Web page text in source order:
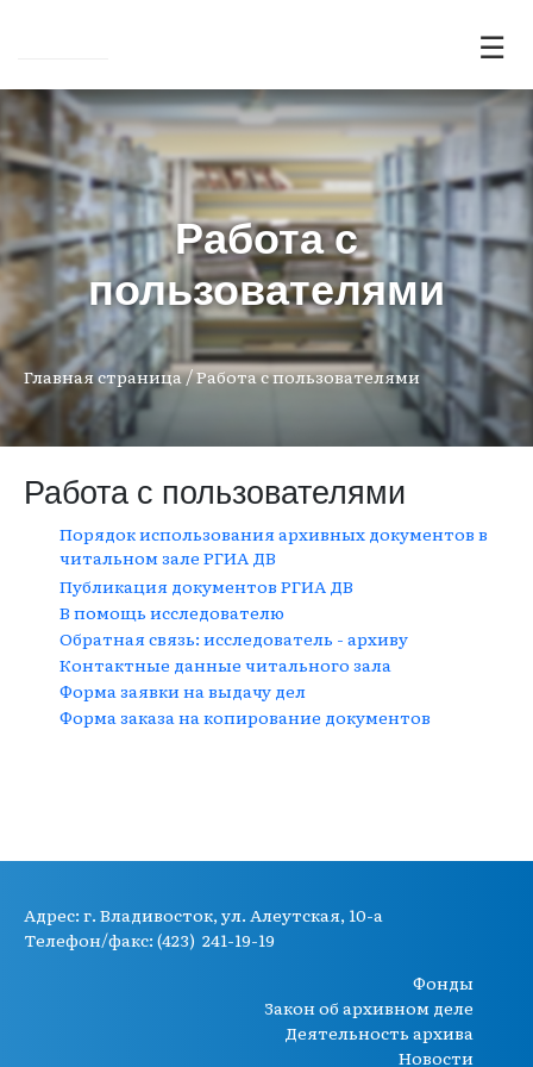
Работа с
пользователями
☰
Главная страница/Работа с пользователями
Работа с пользователями
Порядок использования архивных документов в
читальном зале РГИА ДВ
Публикация документов РГИА ДВ
В помощь исследователю
Обратная связь: исследователь - архиву
Контактные данные читального зала
Форма заявки на выдачу дел
Форма заказа на копирование документов
Адрес: г. Владивосток, ул. Алеутская, 10-а
Телефон/факс: (423) 241-19-19
Фонды
Закон об архивном деле
Деятельность архива
Новости